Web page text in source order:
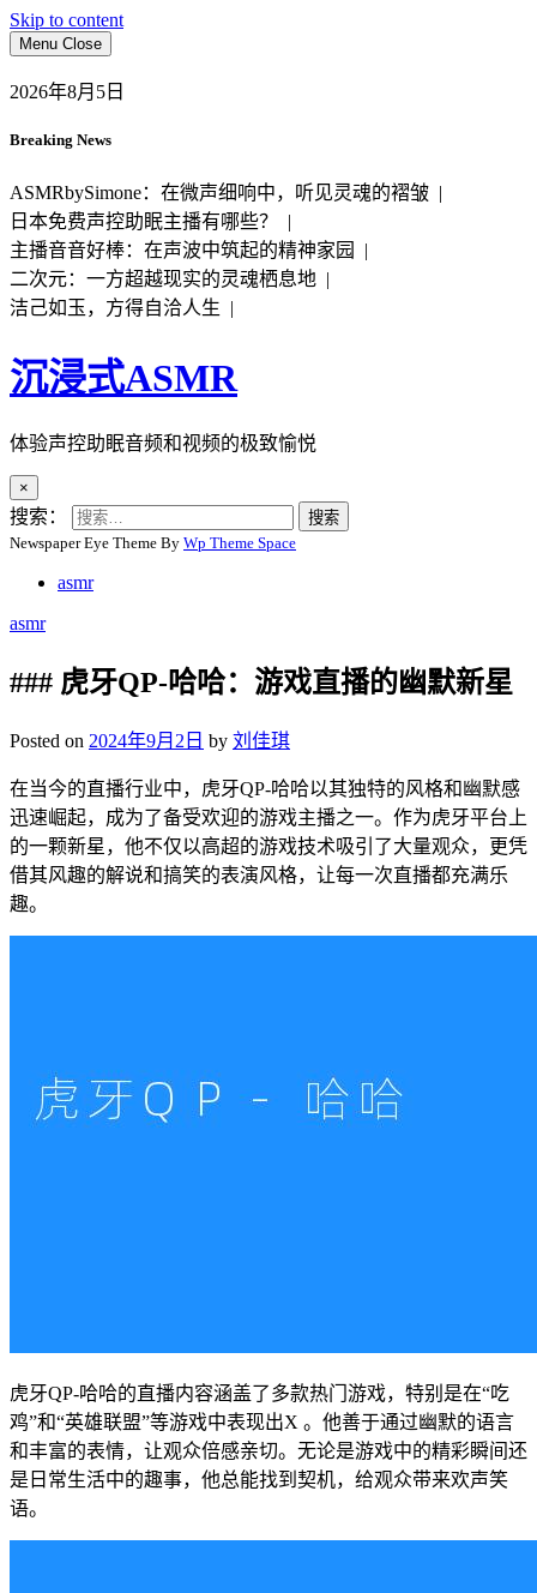
Skip to content
Menu Close
2026年8月5日
Breaking News
ASMRbySimone：在微声细响中，听见灵魂的褶皱 |
日本免费声控助眠主播有哪些？ |
主播音音好棒：在声波中筑起的精神家园 |
二次元：一方超越现实的灵魂栖息地 |
洁己如玉，方得自洽人生 |
沉浸式ASMR
体验声控助眠音频和视频的极致愉悦
×
搜索：
Newspaper Eye Theme By Wp Theme Space
asmr
asmr
### 虎牙QP-哈哈：游戏直播的幽默新星
Posted on 2024年9月2日 by 刘佳琪
在当今的直播行业中，虎牙QP-哈哈以其独特的风格和幽默感
迅速崛起，成为了备受欢迎的游戏主播之一。作为虎牙平台上
的一颗新星，他不仅以高超的游戏技术吸引了大量观众，更凭
借其风趣的解说和搞笑的表演风格，让每一次直播都充满乐
趣。
虎牙QP-哈哈的直播内容涵盖了多款热门游戏，特别是在“吃
鸡”和“英雄联盟”等游戏中表现出X 。他善于通过幽默的语言
和丰富的表情，让观众倍感亲切。无论是游戏中的精彩瞬间还
是日常生活中的趣事，他总能找到契机，给观众带来欢声笑
语。